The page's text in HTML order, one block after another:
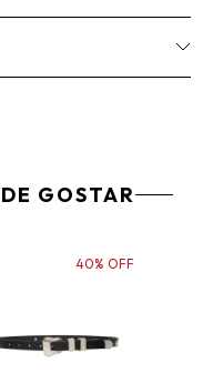
GOSTAR
40% OFF